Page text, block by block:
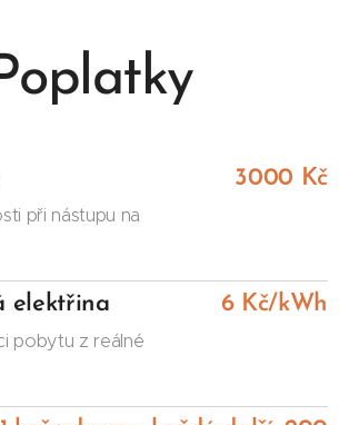
při nástupu na
3000 Kč
elektřina
pobytu z reálné
6 Kč/kWh